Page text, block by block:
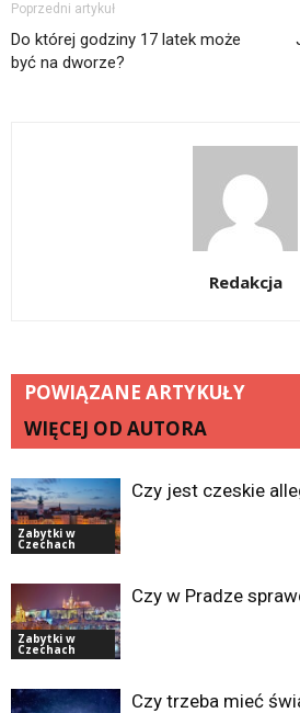
Poprzedni artykuł
Do której godziny 17 latek może
być na dworze?
Redakcja
POWIĄZANE ARTYKUŁY
WIĘCEJ OD AUTORA
Zabytki w
Czechach
Czy jest czeskie
Zabytki w
Czechach
Czy w Pradze
Czy trzeba mieć